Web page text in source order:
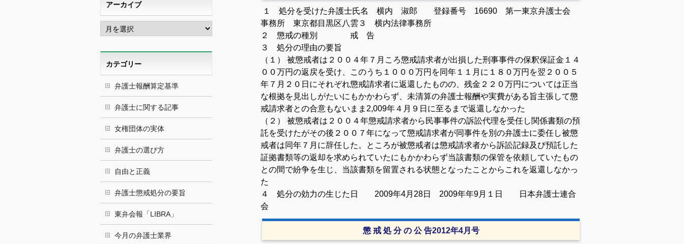
１ 処分を受けた弁護士氏名 横内 淑郎 登録番号 16690 第一東京弁護士会
事務所 東京都目黒区八雲３ 横内法律事務所
２ 懲戒の種別 戒 告
３ 処分の理由の要旨
（１） 被懲戒者は２００４年７月ころ懲戒請求者が出損した刑事事件の保釈保証金１４
００万円の返戻を受け、このうち１０００万円を同年１１月に１８０万円を翌２００５
年７月２０日にそれぞれ懲戒請求者に返還したものの、残金２２０万円については正当
な根拠を見出しがたいにもかかわらず、未清算の弁護士報酬や実費がある旨主張して懲
戒請求者との合意もないまま2,009年４月９日に至るまで返還しなかった
（２）
被懲戒者は２００４年懲戒請求者から民事事件の訴訟代理を受任し関係書類の預
託を受けたがその後２００７年になって懲戒請求者が同事件を別の弁護士に委任し被懲
戒者は同年７月に辞任した。
ところが被懲戒者は懲戒請求者から訴訟記録及び預託した
証拠書類等の返却を求められていたにもかかわらず当該書類の保管を依頼していたもの
との間で紛争を生じ、当該書類を留置される状態となったことからこれを返還しなかっ
た
４ 処分の効力の生じた日 2009年4月28日 2009年年9月１日 日本弁護士連合
会
懲 戒 処 分 の 公 告2012年4月号
アーカイブ
ア
ー
イ
ブカテゴリー
弁護士報酬算定基準
弁護士に関する記事
女権団体の実体
弁護士の選び方
自由と正義
弁護士懲戒処分の要旨
東弁会報「LIBRA」
今月の弁護士業界